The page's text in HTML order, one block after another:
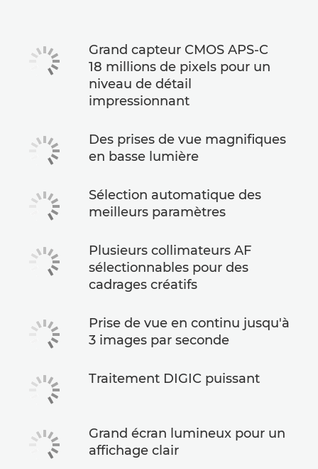
Grand capteur CMOS APS-C
18 millions de pixels pour un
niveau de détail
impressionnant
Des prises de vue magnifiques
en basse lumière
Sélection automatique des
meilleurs paramètres
Plusieurs collimateurs AF
sélectionnables pour des
cadrages créatifs
Prise de vue en continu jusqu'à
3 images par seconde
Traitement DIGIC puissant
Grand écran lumineux pour un
affichage clair